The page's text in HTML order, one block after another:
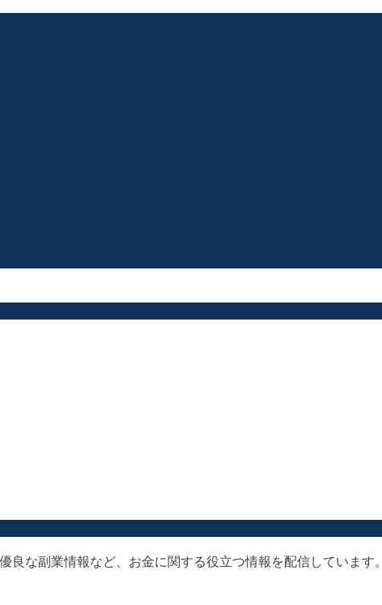
な副業情報など、お金に関する役立つ情報を配信しています。